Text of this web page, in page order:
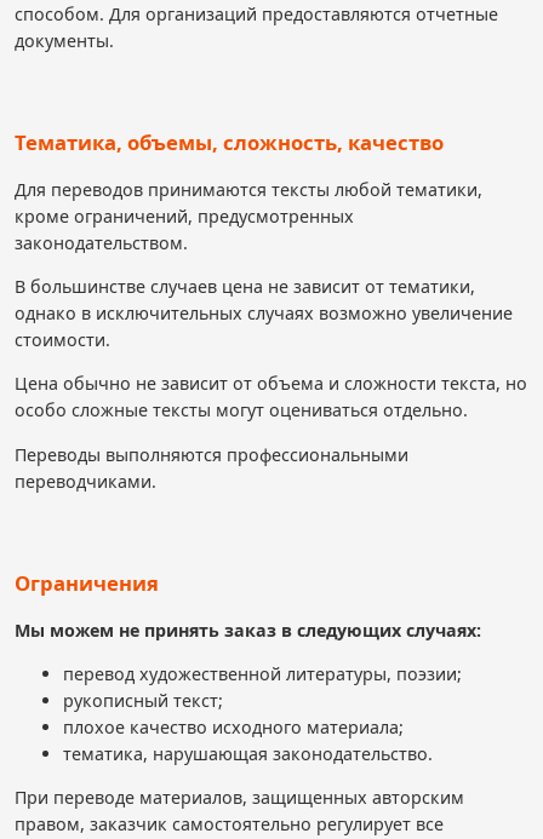
способом. Для организаций предоставляются отчетные
документы.
Тематика, объемы, сложность, качество
Для переводов принимаются тексты любой тематики,
кроме ограничений, предусмотренных
законодательством.
В большинстве случаев цена не зависит от тематики,
однако в исключительных случаях возможно увеличение
стоимости.
Цена обычно не зависит от объема и сложности текста, но
особо сложные тексты могут оцениваться отдельно.
Переводы выполняются профессиональными
переводчиками.
Ограничения
Мы можем не принять заказ в следующих случаях:
перевод художественной литературы, поэзии;
рукописный текст;
плохое качество исходного материала;
тематика, нарушающая законодательство.
При переводе материалов, защищенных авторским
правом, заказчик самостоятельно регулирует все